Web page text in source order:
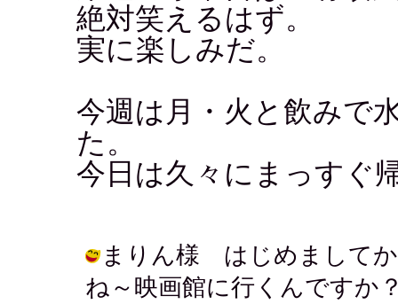
絶対笑えるはず。
実に楽しみだ。
今週は月・火と飲みで
た。
今日は久々にまっすぐ
まりん様 はじめましてか
ね～映画館に行くんですか